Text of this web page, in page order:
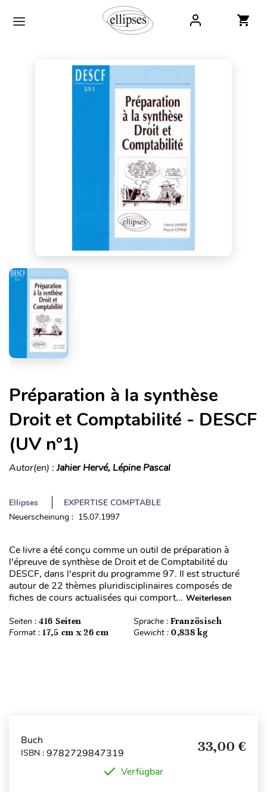
Préparation à la synthèse
Droit et Comptabilité - DESCF
(UV n°1)
Autor(en) :Jahier Hervé, Lépine Pascal
Ellipses
EXPERTISE COMPTABLE
Neuerscheinung : 15.07.1997
Ce livre a été conçu comme un outil de préparation à
l'épreuve de synthèse de Droit et de Comptabilité du
DESCF, dans l'esprit du programme 97. Il est structuré
autour de 22 thèmes pluridisciplinaires composés de
fiches de cours actualisées qui comport... Weiterlesen
Seiten : 416 Seiten Sprache : Französisch
Format : 17,5 cm x 26 cm Gewicht : 0,838 kg
Buch
ISBN : 9782729847319 33,00 €
Verfügbar